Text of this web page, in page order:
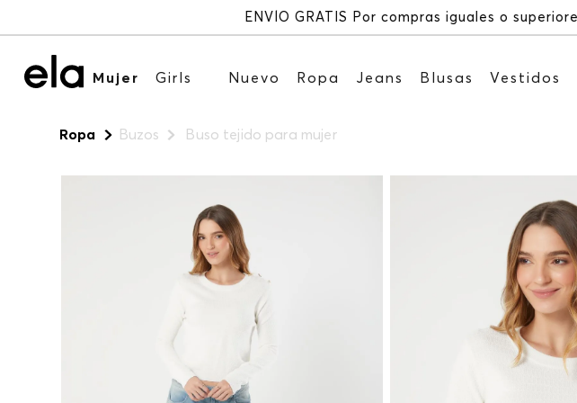
Mujer Girls Nuevo Ropa Jeans Blusas Vestidos
Ropa Buzos Buso tejido para mujer